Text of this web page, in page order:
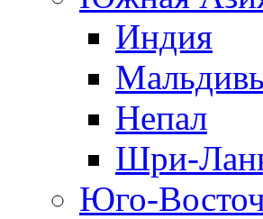
Индия
Непал
Шри-
Юго-